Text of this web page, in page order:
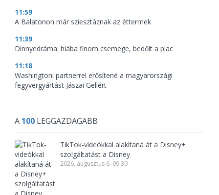
11:59
A Balatonon már sziesztáznak az éttermek
11:39
Dinnyedráma: hiába finom csemege, bedőlt a piac
11:18
Washingtoni partnerrel erősítené a magyarországi
fegyvergyártást Jászai Gellért
A 100 LEGGAZDAGABB
TikTok-videókkal alakítaná át a Disney+
szolgáltatást a Disney
2026. augusztus 6. 09:30